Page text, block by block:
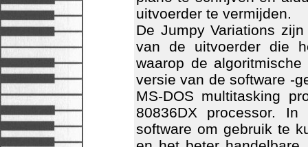
uitvoerder te vermijden.
De Jumpy Variations
van de uitvoerder die
waarop de
versie van de software -
MS-DOS multitasking
80836DX processor.
software om gebruik te